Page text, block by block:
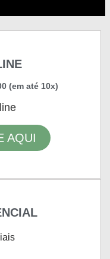
(em até 10x)
AQUI